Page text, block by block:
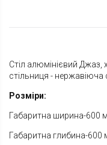
Стіл алюмінієвий
стільниця -
Розміри:
Габаритна ширина-600
Габаритна глибина-600